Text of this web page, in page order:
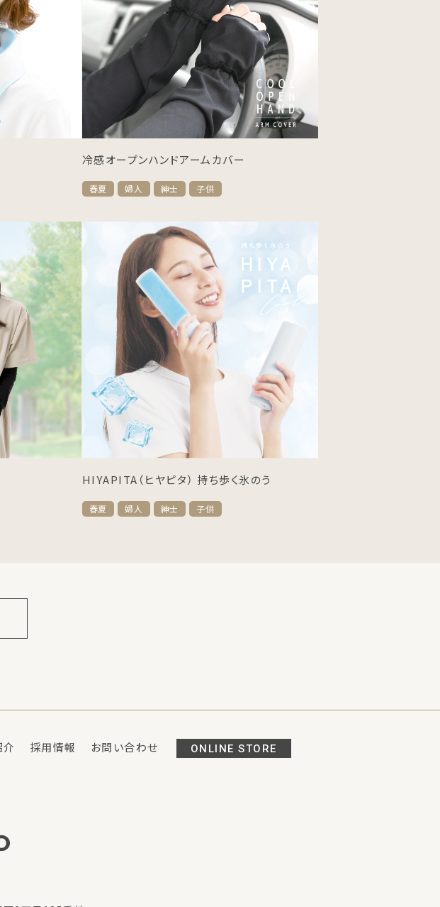
冷感オープンハンドアームカバー
春夏 婦人 紳士 子供
HIYAPITA（ヒヤピタ） 持ち歩く氷のう
春夏 婦人 紳士 子供
介 採用情報 お問い合わせ ONLINE STORE